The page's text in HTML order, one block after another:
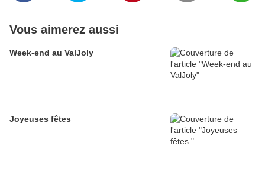
Vous aimerez aussi
Week-end au ValJoly
Joyeuses fêtes